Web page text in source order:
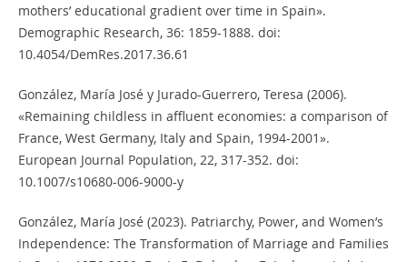
mothers’ educational gradient over time in Spain».
Demographic Research, 36: 1859-1888. doi:
10.4054/DemRes.2017.36.61
González, María José y Jurado-Guerrero, Teresa (2006).
«Remaining childless in affluent economies: a comparison of
France, West Germany, Italy and Spain, 1994-2001».
European Journal Population, 22, 317-352. doi:
10.1007/s10680-006-9000-y
González, María José (2023). Patriarchy, Power, and Women’s
Independence: The Transformation of Marriage and Families